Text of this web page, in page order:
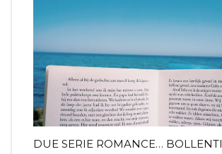
DUE SERIE ROMANCE… BOLLENTI